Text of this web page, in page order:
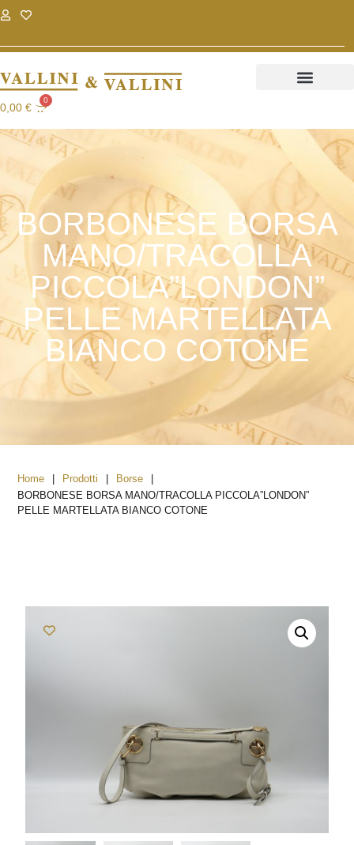
0,00 €
0
BORBONESE BORSA
MANO/TRACOLLA
PICCOLA”LONDON”
PELLE MARTELLATA
BIANCO COTONE
Home | Prodotti | Borse
|
BORBONESE BORSA MANO/TRACOLLA PICCOLA”LONDON”
PELLE MARTELLATA BIANCO COTONE